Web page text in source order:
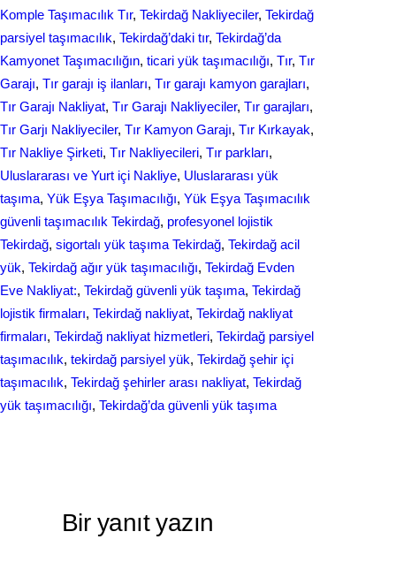
Komple Taşımacılık Tır, Tekirdağ Nakliyeciler, Tekirdağ
parsiyel taşımacılık, Tekirdağ’daki tır, Tekirdağ’da
Kamyonet Taşımacılığın, ticari yük taşımacılığı, Tır, Tır
Garajı, Tır garajı iş ilanları, Tır garajı kamyon garajları
Tır Garajı Nakliyat, Tır Garajı Nakliyeciler, Tır garajları
Tır Garjı Nakliyeciler, Tır Kamyon Garajı, Tır Kırkayak
Tır Nakliye Şirketi, Tır Nakliyecileri, Tır parkları
Uluslararası ve Yurt içi Nakliye, Uluslararası yük
taşıma, Yük Eşya Taşımacılığı, Yük Eşya Taşımacılık
güvenli taşımacılık Tekirdağ, profesyonel lojistik
Tekirdağ, sigortalı yük taşıma Tekirdağ, Tekirdağ acil
yük, Tekirdağ ağır yük taşımacılığı, Tekirdağ Evden
Eve Nakliyat:, Tekirdağ güvenli yük taşıma, Tekirdağ
lojistik firmaları, Tekirdağ nakliyat, Tekirdağ nakliyat
firmaları, Tekirdağ nakliyat hizmetleri, Tekirdağ parsiyel
taşımacılık, tekirdağ parsiyel yük, Tekirdağ şehir içi
taşımacılık, Tekirdağ şehirler arası nakliyat, Tekirdağ
yük taşımacılığı, Tekirdağ’da güvenli yük taşıma
Bir yanıt yazın